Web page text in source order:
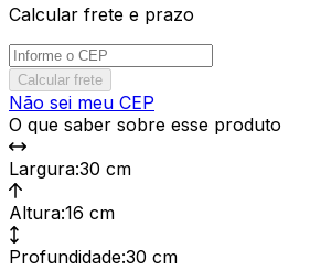
Calcular frete e prazo
Calcular frete
Não sei meu CEP
O que saber sobre esse produto
Largura:30 cm
Altura:16 cm
Profundidade:30 cm